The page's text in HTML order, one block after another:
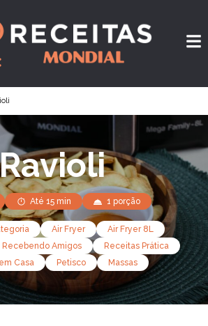
Até 15 min 1 porção
Air Fryer
Air Fryer 8L
Recebendo Amigos
Receitas Prática
Casa
Petisco Massas